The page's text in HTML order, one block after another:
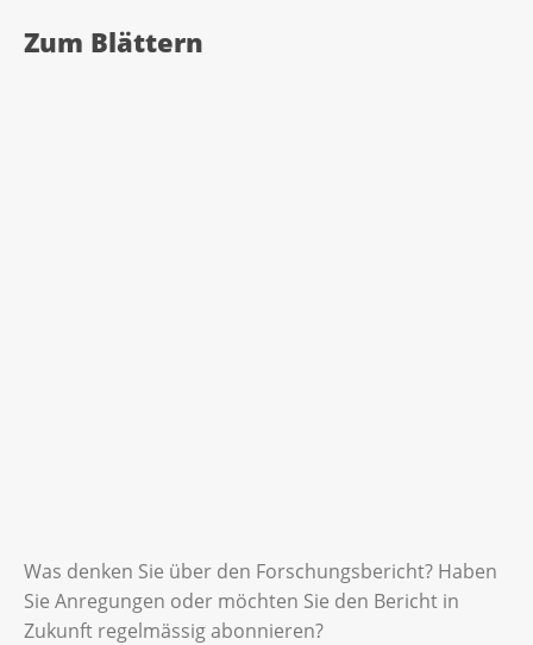
Zum Blättern
Was denken Sie über den Forschungsbericht? Haben
Sie Anregungen oder möchten Sie den Bericht in
Zukunft regelmässig abonnieren?